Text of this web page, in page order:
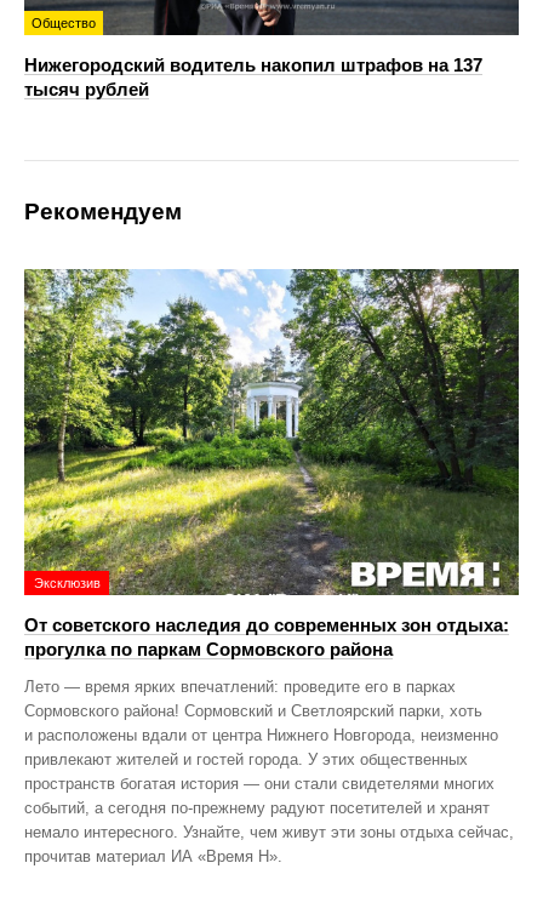
Общество
Нижегородский водитель накопил штрафов на 137
тысяч рублей
Рекомендуем
Эксклюзив
От советского наследия до современных зон отдыха:
прогулка по паркам Сормовского района
Лето — время ярких впечатлений: проведите его в парках
Сормовского района! Сормовский и Светлоярский парки, хоть
и расположены вдали от центра Нижнего Новгорода, неизменно
привлекают жителей и гостей города. У этих общественных
пространств богатая история — они стали свидетелями многих
событий, а сегодня по‑прежнему радуют посетителей и хранят
немало интересного. Узнайте, чем живут эти зоны отдыха сейчас,
прочитав материал ИА «Время Н».